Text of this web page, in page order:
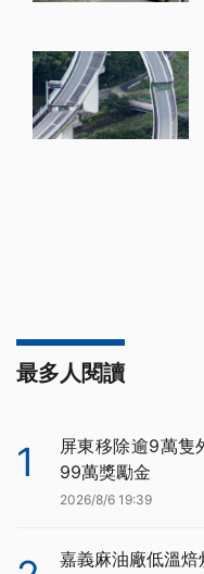
最多人閱讀
1
屏東移除逾9萬隻
99萬獎勵金
2026/8/6 19:39
嘉義麻油廠低溫